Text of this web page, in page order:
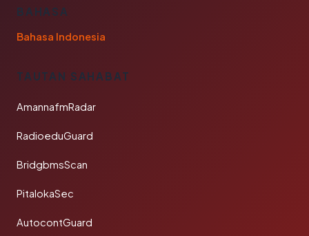
BAHASA
Bahasa Indonesia
TAUTAN SAHABAT
AmannafmRadar
RadioeduGuard
BridgbmsScan
PitalokaSec
AutocontGuard